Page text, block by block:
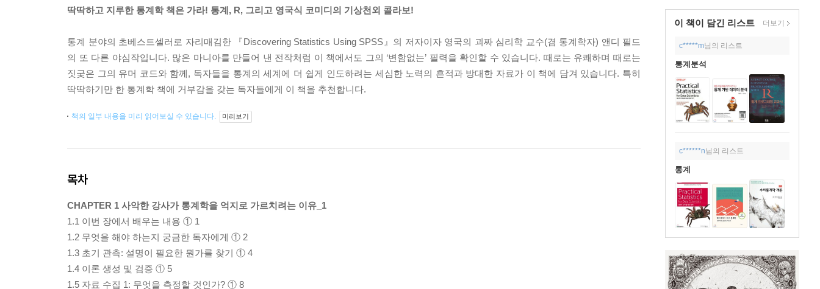
이 책이 담긴 리스트 더보기
c*****m님의 리스트
통계분석
c******n님의 리스트
통계
딱딱하고 지루한 통계학 책은 가라! 통계, R, 그리고 영국식 코미디의 기상천외 콜라보!
통계 분야의 초베스트셀러로 자리매김한 『Discovering Statistics Using SPSS』의 저자이자 영국의 괴짜 심리학 교수(겸 통계학자) 앤디 필드
의 또 다른 야심작입니다. 많은 마니아를 만들어 낸 전작처럼 이 책에서도 그의 ‘변함없는’ 필력을 확인할 수 있습니다. 때로는 유쾌하며 때로는
짓궂은 그의 유머 코드와 함께, 독자들을 통계의 세계에 더 쉽게 인도하려는 세심한 노력의 흔적과 방대한 자료가 이 책에 담겨 있습니다. 특히
딱딱하기만 한 통계학 책에 거부감을 갖는 독자들에게 이 책을 추천합니다.
책의 일부 내용을 미리 읽어보실 수 있습니다. 미리보기
목차
CHAPTER 1 사악한 강사가 통계학을 억지로 가르치려는 이유_1
1.1 이번 장에서 배우는 내용 ① 1
1.2 무엇을 해야 하는지 궁금한 독자에게 ① 2
1.3 초기 관측: 설명이 필요한 뭔가를 찾기 ① 4
1.4 이론 생성 및 검증 ① 5
1.5 자료 수집 1: 무엇을 측정할 것인가? ① 8